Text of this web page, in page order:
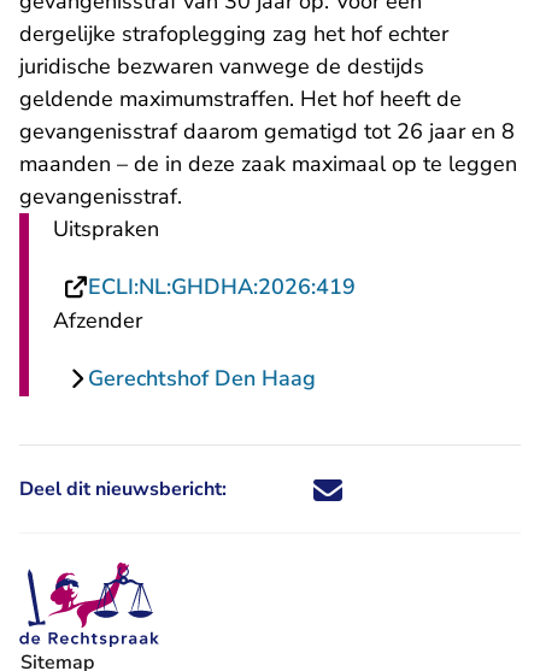
dergelijke strafoplegging zag het hof echter
juridische bezwaren vanwege de destijds
geldende maximumstraffen. Het hof heeft de
gevangenisstraf daarom gematigd tot 26 jaar en 8
maanden – de in deze zaak maximaal op te leggen
gevangenisstraf.
Uitspraken
ECLI:NL:GHDHA:2026:419
Afzender
Gerechtshof Den Haag
Deel dit nieuwsbericht: Deel dit nieuwsbericht via X -
Deel dit nieuwsbericht via
Deel dit nieuwsbericht
Deel dit
Sitemap